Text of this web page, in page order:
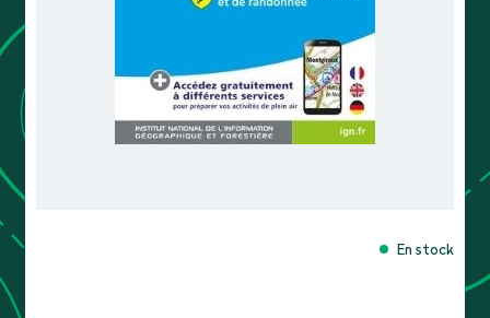
En stock